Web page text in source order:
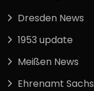
Dresden News
1953 update
Meißen News
Ehrenamt